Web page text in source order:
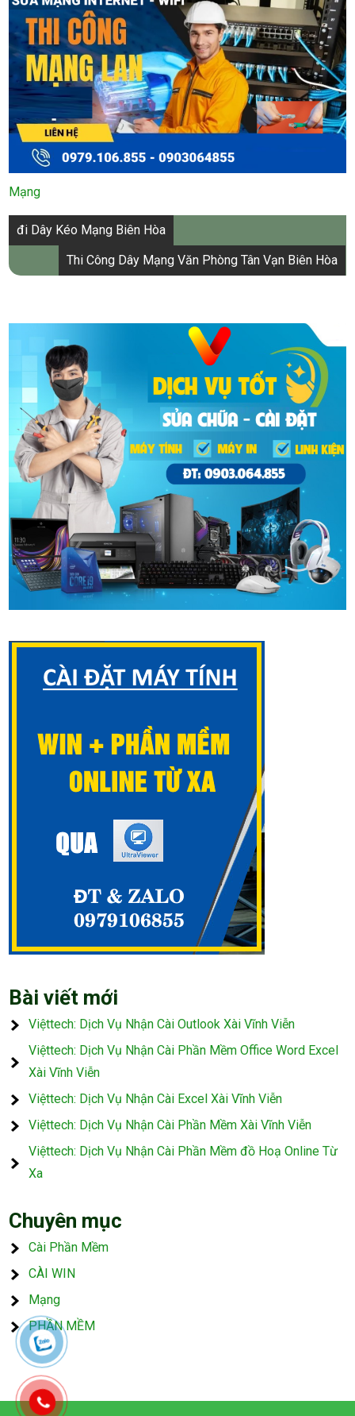
Mạng
Điều
hướng
bài
đi Dây Kéo Mạng Biên Hòa
Thi Công Dây Mạng Văn Phòng Tân Vạn Biên Hòa
Bài viết mới
Việttech: Dịch Vụ Nhận Cài Outlook Xài Vĩnh Viễn
Việttech: Dịch Vụ Nhận Cài Phần Mềm Office Word Excel
Xài Vĩnh Viễn
Việttech: Dịch Vụ Nhận Cài Excel Xài Vĩnh Viễn
Việttech: Dịch Vụ Nhận Cài Phần Mềm Xài Vĩnh Viễn
Việttech: Dịch Vụ Nhận Cài Phần Mềm đồ Hoạ Online Từ
Xa
Chuyên mục
Cài Phần Mềm
CÀI WIN
Mạng
PHẦN MỀM